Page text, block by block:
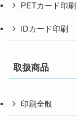
PETカード印刷
IDカード印刷
取扱商品
印刷全般